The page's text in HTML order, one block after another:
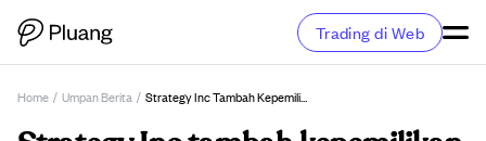
Trading di Web
Home / Umpan Berita / Strategy Inc Tambah Kepemilikan Bitcoin 22% Di 2026 Meski Rugi $12,5M Di Q1 Karena Harga Turun